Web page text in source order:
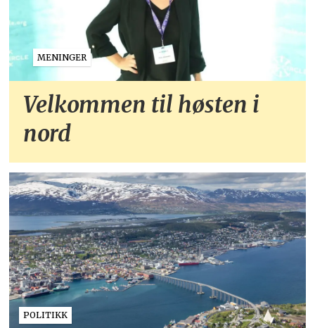
MENINGER
Velkommen til høsten i
nord
POLITIKK